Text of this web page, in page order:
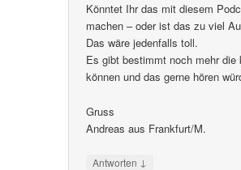
Könntet Ihr das mit diesem
machen – oder ist das zu viel
Das wäre jedenfalls toll.
Es gibt bestimmt noch mehr die
können und das gerne hören
Gruss
Andreas aus Frankfurt/M.
Antworten ↓